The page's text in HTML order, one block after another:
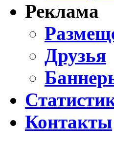
Реклама
Друзья
Контакты